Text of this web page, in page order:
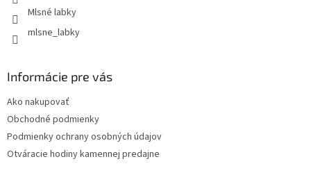
Mlsné labky
mlsne_labky
Informácie pre vás
Ako nakupovať
Obchodné podmienky
Podmienky ochrany osobných údajov
Otváracie hodiny kamennej predajne